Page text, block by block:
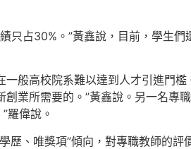
只占30%。”黃鑫說，目前，學生
般高校院系難以達到人才引進門
創業所需要的。”黃鑫說。另一名專
羅偉說。
、唯獎項”傾向，對專職教師的